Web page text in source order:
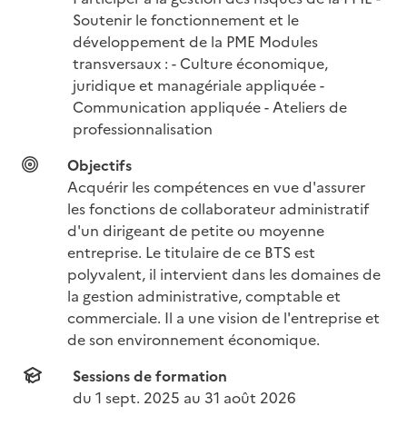
Soutenir le fonctionnement et le
développement de la PME Modules
transversaux : - Culture économique,
juridique et managériale appliquée -
Communication appliquée - Ateliers de
professionnalisation
Objectifs
Acquérir les compétences en vue d'assurer
les fonctions de collaborateur administratif
d'un dirigeant de petite ou moyenne
entreprise. Le titulaire de ce BTS est
polyvalent, il intervient dans les domaines de
la gestion administrative, comptable et
commerciale. Il a une vision de l'entreprise et
de son environnement économique.
Sessions de formation
du 1 sept. 2025 au 31 août 2026